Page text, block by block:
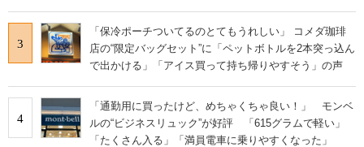
3
「保冷ポーチついてるのとてもうれしい」 コメダ珈琲
店の“限定バッグセット”に「ペットボトルを2本突っ込ん
で出かける」「アイス買って持ち帰りやすそう」の声
4
「通勤用に買ったけど、めちゃくちゃ良い！」 モンベ
ルの“ビジネスリュック”が好評 「615グラムで軽い」
「たくさん入る」「満員電車に乗りやすくなった」